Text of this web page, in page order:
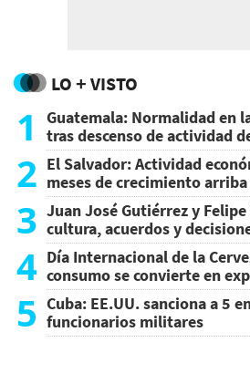
LO + VISTO
1
Guatemala: Normalidad en
tras descenso de actividad
2 El Salvador: Actividad
meses de crecimiento
3 Juan José Gutiérrez y
cultura, acuerdos y
4 Día Internacional de la
consumo se convierte en
5 Cuba: EE.UU. sanciona a 5
funcionarios militares